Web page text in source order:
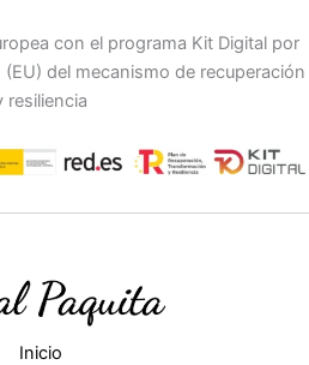
con el programa Kit Digital por
del mecanismo de recuperación
resiliencia
Inicio